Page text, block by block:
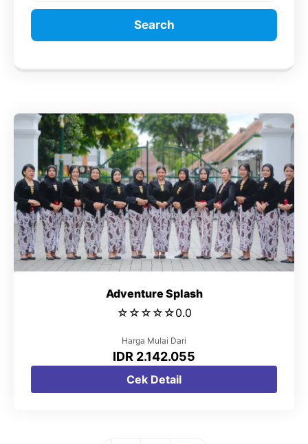
Search
Adventure Splash
☆ ☆ ☆ ☆ ☆0.0
Harga Mulai Dari
IDR 2.142.055
Cek Detail